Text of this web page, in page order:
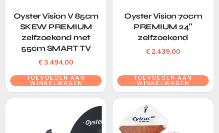
Oyster Vision V 85cm
SKEW PREMIUM
zelfzoekend met
55cm SMART TV
€3.494,00
TOEVOEGEN AAN
WINKELWAGEN
Oyster Vision 70cm
PREMIUM 24″
zelfzoekend
€2.439,00
TOEVOEGEN AAN
WINKELWAGEN